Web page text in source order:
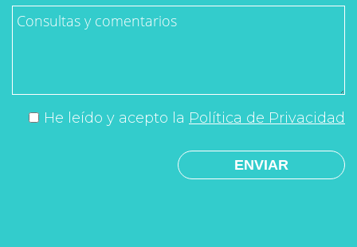
He leído y acepto la Política de Privacidad